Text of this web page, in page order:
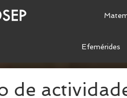
Efemérides
CUADERNILLO DE
de